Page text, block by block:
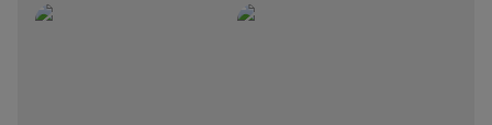
Rapport intégré 2025 – 2026— données structurées (JSON)
Présentation institutionnelle 2026